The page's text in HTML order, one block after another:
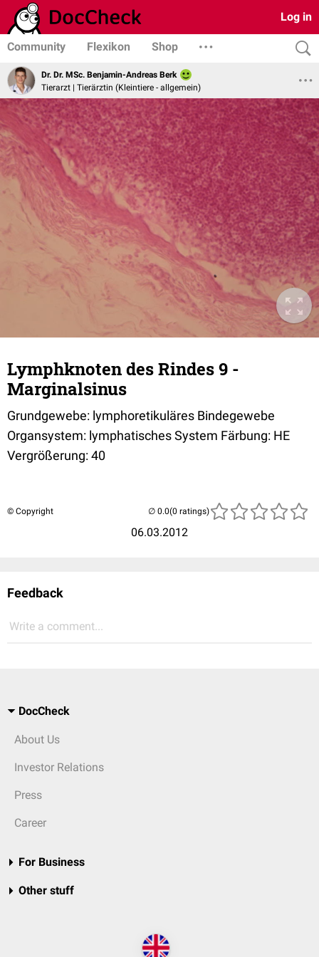
Log in
Community Flexikon Shop
Dr. Dr. MSc. Benjamin-Andreas Berk
Tierarzt | Tierärztin (Kleintiere - allgemein)
Lymphknoten des Rindes 9 -
Marginalsinus
Grundgewebe: lymphoretikuläres Bindegewebe
Organsystem: lymphatisches System Färbung: HE
Vergrößerung: 40
© Copyright
06.03.2012
(0 ratings)
Feedback
Write a comment...
DocCheck
About Us
Investor Relations
Press
Career
For Business
Other stuff